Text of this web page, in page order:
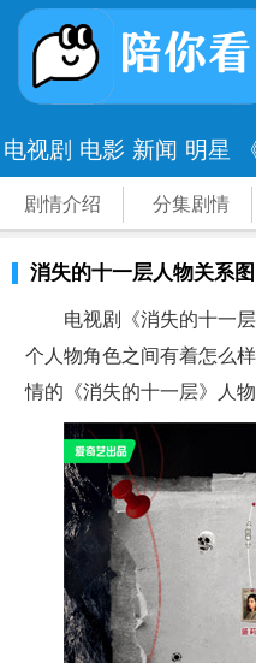
电视剧 电影 新闻 明星
剧情介绍 分集剧情
消失的十一层人物关系图
电视剧《消失的十一
个人物角色之间有着怎么
情的《消失的十一层》人物